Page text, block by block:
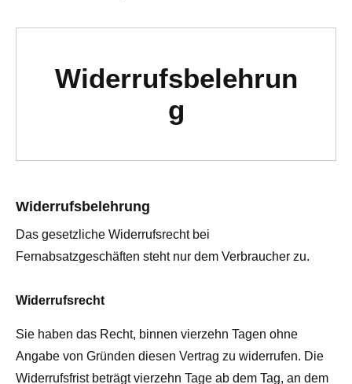
Widerrufsbelehrun
g
Widerrufsbelehrung
Das gesetzliche Widerrufsrecht bei
Fernabsatzgeschäften steht nur dem Verbraucher zu.
Widerrufsrecht
Sie haben das Recht, binnen vierzehn Tagen ohne
Angabe von Gründen diesen Vertrag zu widerrufen. Die
Widerrufsfrist beträgt vierzehn Tage ab dem Tag, an dem